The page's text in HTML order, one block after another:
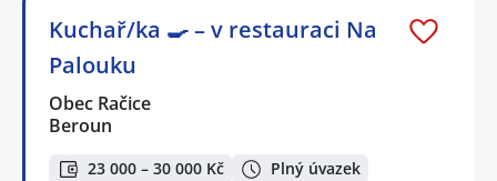
Kuchař/ka 🍳 – v restauraci Na
Palouku
Obec Račice
Beroun
23 000 – 30 000 Kč
Plný úvazek